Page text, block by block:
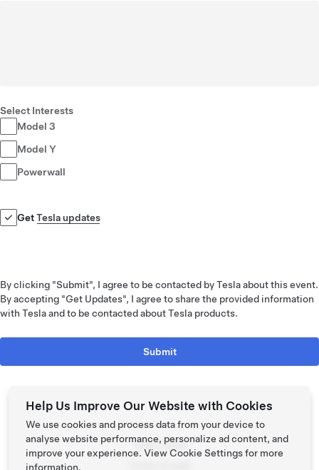
Select Interests
Model 3
Model Y
Powerwall
GetTesla updates
By clicking "Submit", I agree to be contacted by Tesla about this event.
By accepting "Get Updates", I agree to share the provided information
with Tesla and to be contacted about Tesla products.
Submit
Tesla © 2026
Help Us Improve Our Website with Cookies
We use cookies and process data from your device to
analyse website performance, personalize ad content, and
improve your experience. View Cookie Settingsfor more
information.